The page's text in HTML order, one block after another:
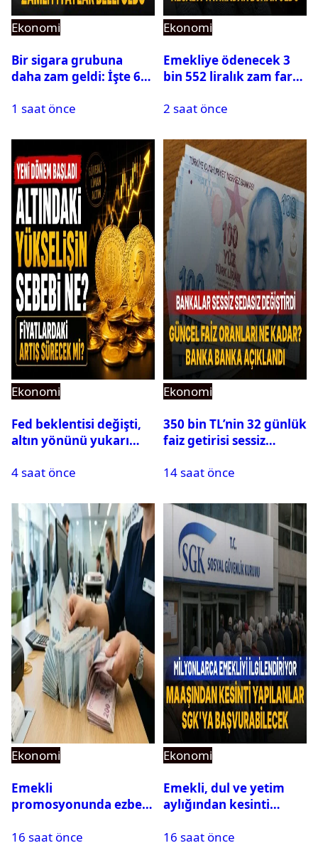
Ekonomi
Bir sigara grubuna
daha zam geldi: İşte 6
listesi
1 saat önce
Ekonomi
Emekliye ödenecek 3
bin 552 liralık zam farkı
eridi
2 saat önce
Ekonomi
Fed beklentisi değişti,
altın yönünü yukarı
4 saat önce
Ekonomi
350 bin TL’nin 32 günlük
faiz getirisi sessiz
rakamlar oraya çıktı
14 saat önce
Ekonomi
Emekli
promosyonunda ezber
kadar promosyon
16 saat önce
Ekonomi
Emekli, dul ve yetim
aylığından kesinti
başvurabilecek
16 saat önce